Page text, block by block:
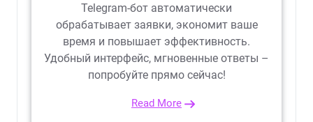
Telegram-бот автоматически
обрабатывает заявки, экономит ваше
время и повышает эффективность.
Удобный интерфейс, мгновенные ответы –
попробуйте прямо сейчас!
Read More